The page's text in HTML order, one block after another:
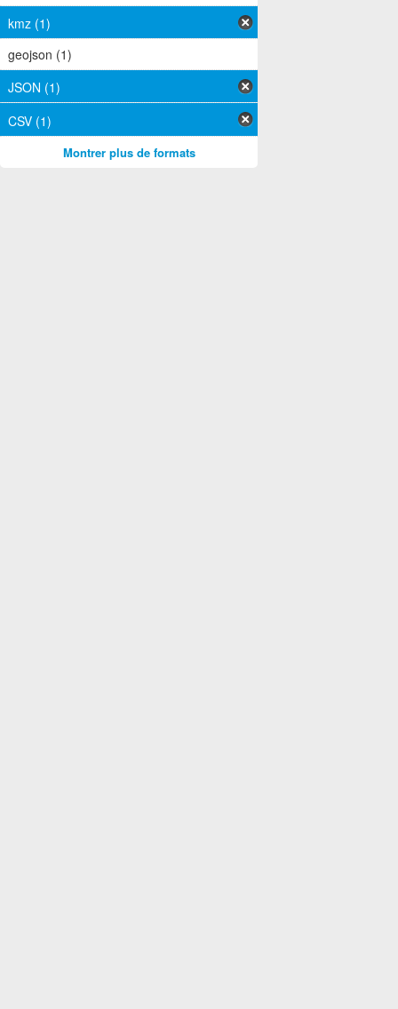
kmz (1)
geojson (1)
JSON (1)
CSV (1)
Montrer plus de formats